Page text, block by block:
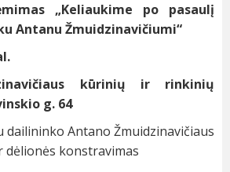
„Keliaukime po pasaulį
Antanu Žmuidzinavičiumi“
kūrinių ir rinkinių
g. 64
dailininko Antano Žmuidzinavičiaus
dėlionės konstravimas